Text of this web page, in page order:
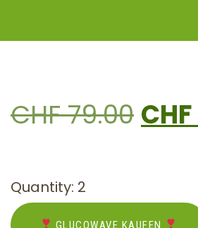
CHF79.00 CHF
Quantity: 2
GLUCOWAVE KAUFEN